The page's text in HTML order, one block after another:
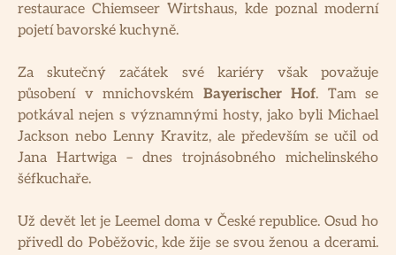
restaurace Chiemseer Wirtshaus, kde poznal moderní
pojetí bavorské kuchyně.
Za skutečný začátek své kariéry však považuje
působení v mnichovském Bayerischer Hof. Tam se
potkával nejen s významnými hosty, jako byli Michael
Jackson nebo Lenny Kravitz, ale především se učil od
Jana Hartwiga – dnes trojnásobného michelinského
šéfkuchaře.
Už devět let je Leemel doma v České republice. Osud ho
přivedl do Poběžovic, kde žije se svou ženou a dcerami.